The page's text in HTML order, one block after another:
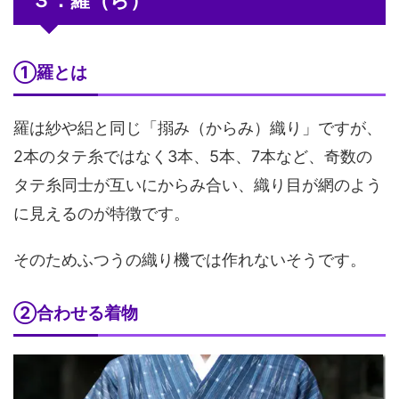
①羅とは
羅は紗や絽と同じ「搦み（からみ）織り」ですが、
2本のタテ糸ではなく3本、5本、7本など、奇数の
タテ糸同士が互いにからみ合い、織り目が網のよう
に見えるのが特徴です。
そのためふつうの織り機では作れないそうです。
②合わせる着物